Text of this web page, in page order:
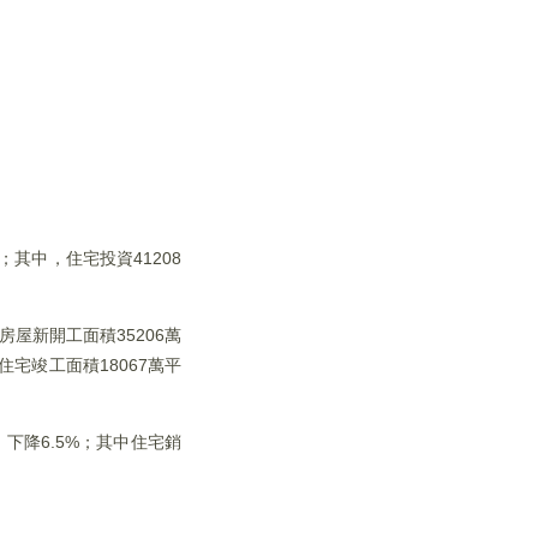
其中，住宅投資41208
屋新開工面積35206萬
宅竣工面積18067萬平
降6.5%；其中住宅銷